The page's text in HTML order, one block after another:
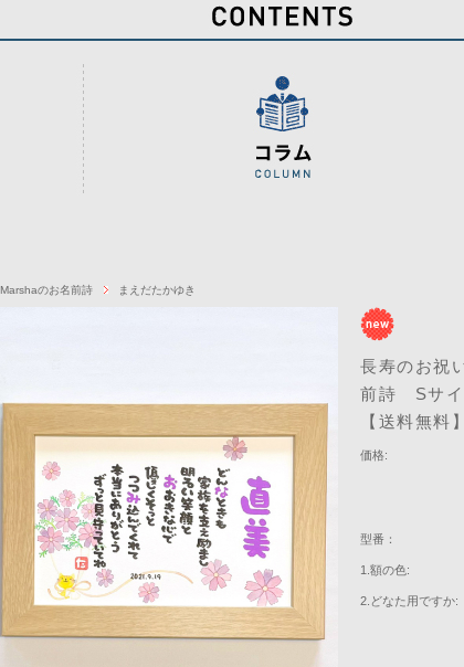
Marshaのお名前詩 まえだたかゆき
長寿のお祝
前詩 Sサ
【送料無料】
価格:
型番：
1.額の色:
2.どなた用ですか: